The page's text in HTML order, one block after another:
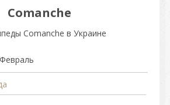
Comanche
Comanche в Украине
Февраль